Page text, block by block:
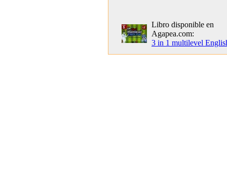
Libro disponible en
Agapea.com:
3 in 1 multilevel